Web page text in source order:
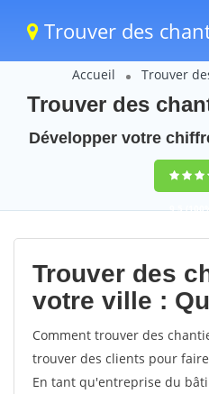
Trouver des
Accueil Trouver
Trouver des
Développer votre
9,5
Trouver des
votre ville :
Comment trouver des
trouver des clients pour
En tant qu'entreprise du